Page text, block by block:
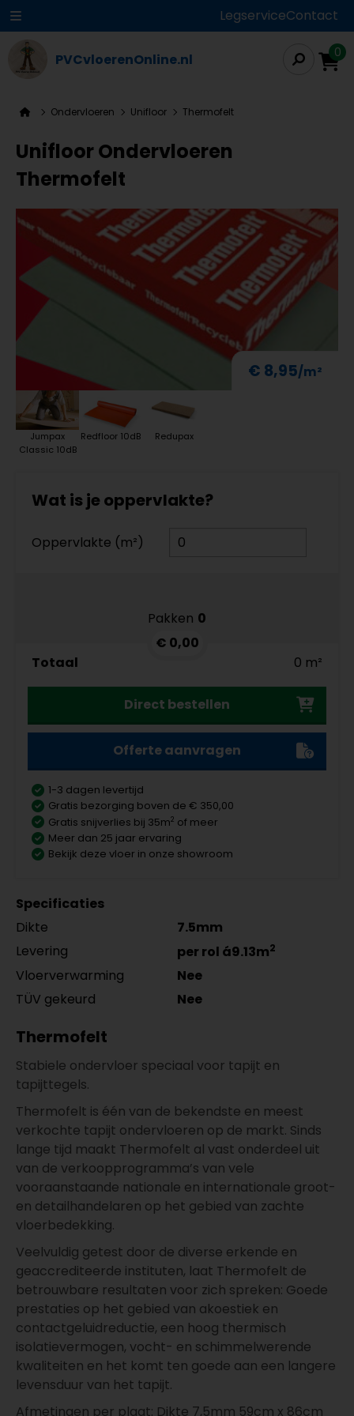
LegserviceContact
PVCvloerenOnline.nl 0
Ondervloeren Unifloor Thermofelt
Unifloor Ondervloeren
Thermofelt
€ 8,95
Jumpax
Classic 10dB
Redfloor 10dB Redupax
Wat is je oppervlakte?
Oppervlakte (m²)
Pakken 0
€ 0,00
Totaal
0 m²
Direct bestellen
Offerte aanvragen
1-3 dagen levertijd
Gratis bezorging boven de € 350,00
Gratis snijverlies bij 35m2 of meer
Meer dan 25 jaar ervaring
Bekijk deze vloer in onze showroom
Specificaties
Dikte
7.5mm
Levering
per rol á9.13m2
Vloerverwarming
Nee
TÜV gekeurd
Nee
Thermofelt
Stabiele ondervloer speciaal voor tapijt en
tapijttegels.
Thermofelt is één van de bekendste en meest
verkochte tapijt ondervloeren op de markt. Sinds
lange tijd maakt Thermofelt al vast onderdeel uit
van de verkoopprogramma’s van vele
vooraanstaande nationale en internationale groot-
en detailhandelaren op het gebied van zachte
vloerbedekking.
Veelvuldig getest door de diverse erkende en
geaccrediteerde instituten, laat Thermofelt de
betrouwbare resultaten voor zich spreken: Goede
prestaties op het gebied van akoestiek en
contactgeluidreductie, een hoog thermisch
isolatievermogen, vocht- en schimmelwerende
kwaliteiten en het komt ten goede aan een langere
levensduur van het tapijt.
Afmetingen per plaat: Dikte 7,5mm 59cm x 86cm